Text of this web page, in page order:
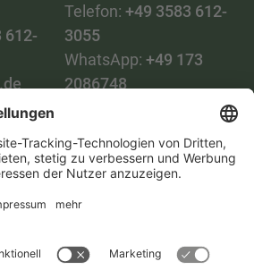
612-
Telefon: +49 3583 612-
3055
WhatsApp: +49 173
2086748
Datenschutz
Presse